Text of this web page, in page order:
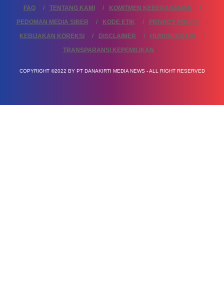
FAQ
TENTANG KAMI
KOMITMEN KEBERAGAMAN
PEDOMAN MEDIA SIBER
KODE ETIK
PRIVACY POLICY
KEBIJAKAN KOREKSI
DISCLAIMER
HUBUNGI KAMI
TRANSPARANSI KEPEMILIKAN
COPYRIGHT ©2022 BY PT DANAKIRTI MEDIA NEWS - ALL RIGHT RESERVED